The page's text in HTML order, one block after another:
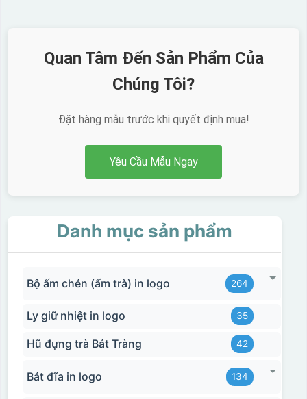
Thợ đang căn chỉnh dán decal lên bát cơm
Quan Tâm Đến Sản Phẩm Của
Chúng Tôi?
Đặt hàng mẫu trước khi quyết định mua!
Yêu Cầu Mẫu Ngay
Danh mục sản phẩm
Bộ ấm chén (ấm trà) in logo 264
Ly giữ nhiệt in logo 35
Hũ đựng trà Bát Tràng 42
Bát đĩa in logo 134